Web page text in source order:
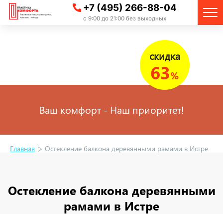
+7 (495) 266-88-04
с 9:00 до 21:00 без выходных
скидка
63%
Ваш комфорт - Наш приоритет!
Главная Остекление балкона деревянными рамами в Истре
Остекление балкона деревянными
рамами в Истре